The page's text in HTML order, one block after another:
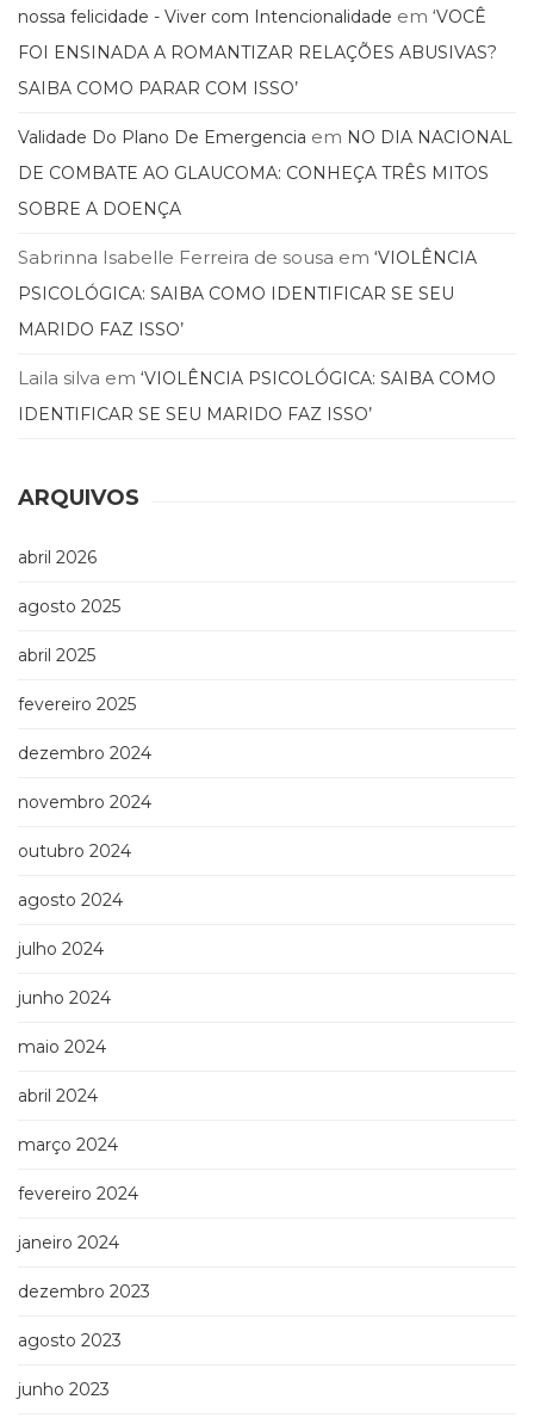
nossa felicidade - Viver com Intencionalidade em ‘VOCÊ
FOI ENSINADA A ROMANTIZAR RELAÇÕES ABUSIVAS?
SAIBA COMO PARAR COM ISSO’
Validade Do Plano De Emergencia em NO DIA NACIONAL
DE COMBATE AO GLAUCOMA: CONHEÇA TRÊS MITOS
SOBRE A DOENÇA
Sabrinna Isabelle Ferreira de sousa em ‘VIOLÊNCIA
PSICOLÓGICA: SAIBA COMO IDENTIFICAR SE SEU
MARIDO FAZ ISSO’
Laila silva em ‘VIOLÊNCIA PSICOLÓGICA: SAIBA COMO
IDENTIFICAR SE SEU MARIDO FAZ ISSO’
ARQUIVOS
abril 2026
agosto 2025
abril 2025
fevereiro 2025
dezembro 2024
novembro 2024
outubro 2024
agosto 2024
julho 2024
junho 2024
maio 2024
abril 2024
março 2024
fevereiro 2024
janeiro 2024
dezembro 2023
agosto 2023
junho 2023